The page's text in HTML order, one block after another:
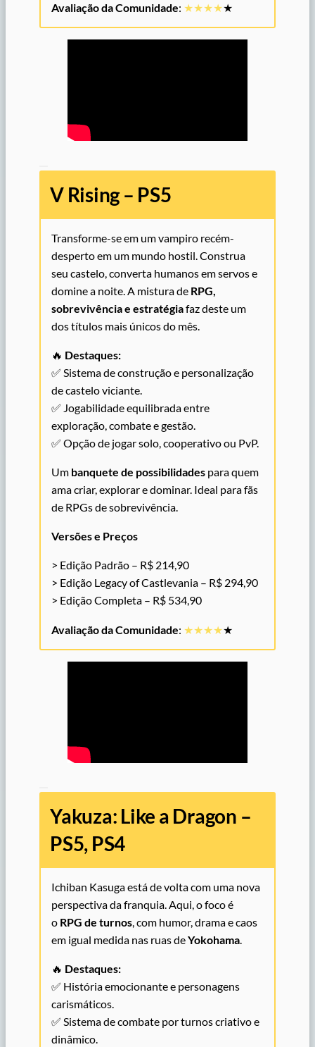
Avaliação da Comunidade: ★★★★★
V Rising – PS5
Transforme-se em um vampiro recém-
desperto em um mundo hostil. Construa
seu castelo, converta humanos em servos e
domine a noite. A mistura de RPG,
sobrevivência e estratégiafaz deste um
dos títulos mais únicos do mês.
🔥 Destaques:
✅ Sistema de construção e personalização
de castelo viciante.
✅ Jogabilidade equilibrada entre
exploração, combate e gestão.
✅ Opção de jogar solo, cooperativo ou PvP.
Um banquete de possibilidades para quem
ama criar, explorar e dominar. Ideal para fãs
de RPGs de sobrevivência.
Versões e Preços
> Edição Padrão – R$ 214,90
> Edição Legacy of Castlevania – R$ 294,90
> Edição Completa – R$ 534,90
Avaliação da Comunidade: ★★★★★
Yakuza: Like a Dragon –
PS5, PS4
Ichiban Kasuga está de volta com uma nova
perspectiva da franquia. Aqui, o foco é
o RPG de turnos, com humor, drama e caos
em igual medida nas ruas deYokohama.
🔥 Destaques:
✅ História emocionante e personagens
carismáticos.
✅ Sistema de combate por turnos criativo e
dinâmico.